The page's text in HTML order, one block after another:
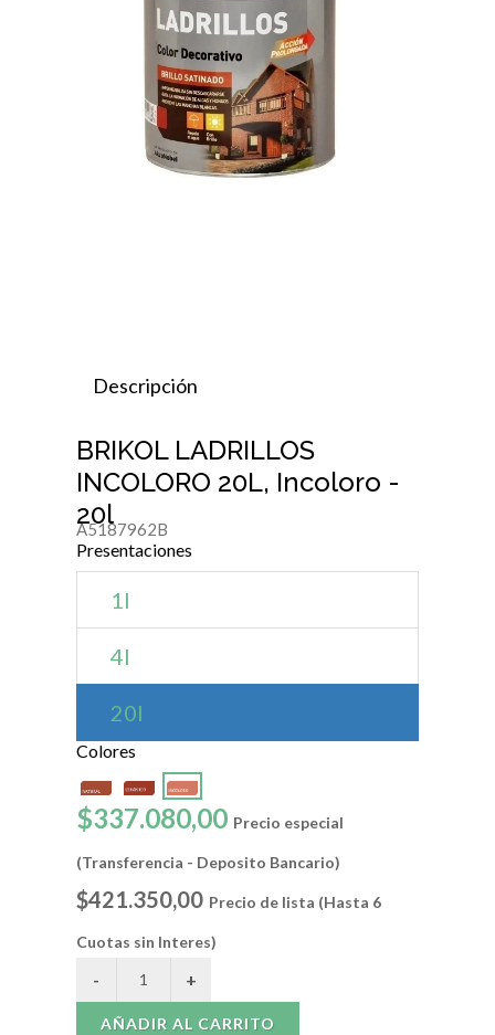
Descripción
BRIKOL LADRILLOS
INCOLORO 20L, Incoloro -
20l
A5187962B
Presentaciones
1l
4l
20l
Colores
$337.080,00 Precio especial
(Transferencia - Deposito Bancario)
$421.350,00 Precio de lista (Hasta 6
Cuotas sin Interes)
AÑADIR AL CARRITO